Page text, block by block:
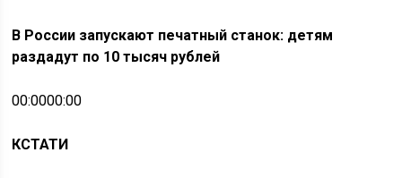
В России запускают печатный станок: детям
раздадут по 10 тысяч рублей
00:0000:00
КСТАТИ